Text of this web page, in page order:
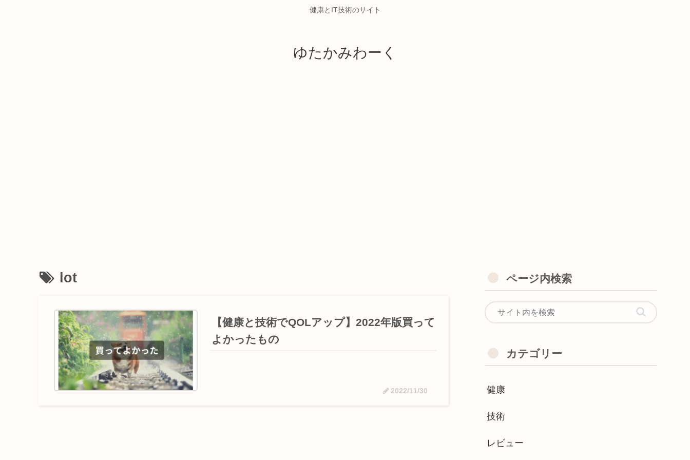
健康とIT技術のサイト
ゆたかみわーく
lot
【健康と技術でQOLアップ】2022年版買って
よかったもの
2022/11/30
ページ内検索
カテゴリー
健康
技術
レビュー